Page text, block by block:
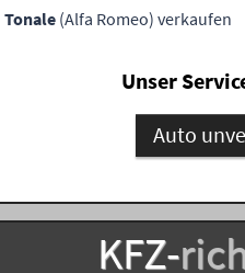
Tonale (Alfa Romeo) verkaufen
Unser
Auto
KFZ-